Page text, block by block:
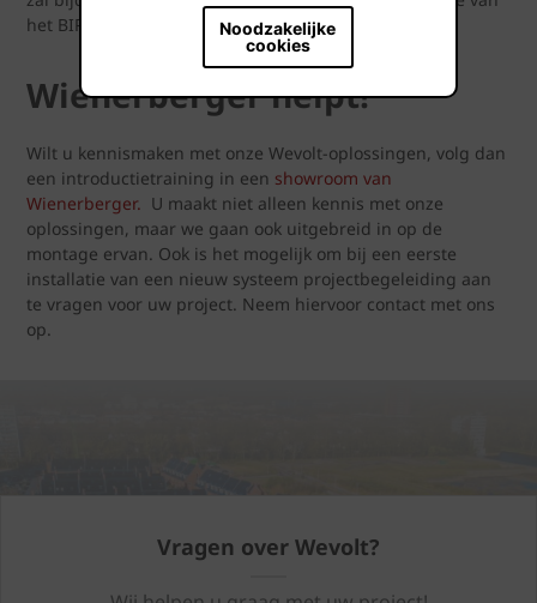
Noodzakelijke
cookies
het BIPV-systeem.
Wienerberger helpt!
Wilt u kennismaken met onze Wevolt-oplossingen, volg dan
een introductietraining in een showroom van
Wienerberger. U maakt niet alleen kennis met onze
oplossingen, maar we gaan ook uitgebreid in op de
montage ervan. Ook is het mogelijk om bij een eerste
installatie van een nieuw systeem projectbegeleiding aan
te vragen voor uw project. Neem hiervoor contact met ons
op.
Vragen over Wevolt?